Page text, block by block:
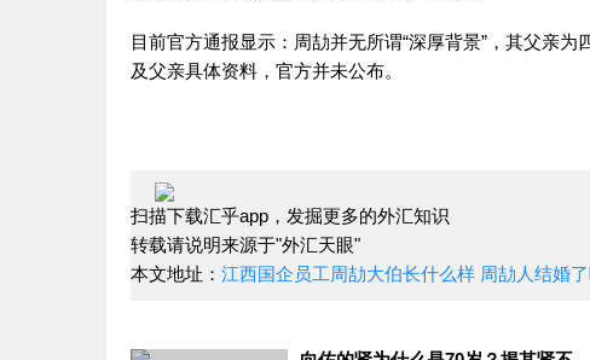
目前官方通报显示：周劼并无所谓“深厚背景”，其父亲
及父亲具体资料，官方并未公布。
扫描下载汇乎app，发掘更多的外汇知识
转载请说明来源于"外汇天眼"
本文地址： 江西国企员工周劼大伯长什么样 周劼人结婚